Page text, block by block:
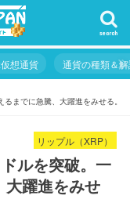
search
想通貨 通貨の種類＆
までに急騰、大躍進をみせる。
リップル（XRP）
ルを突破。一
大躍進をみせ